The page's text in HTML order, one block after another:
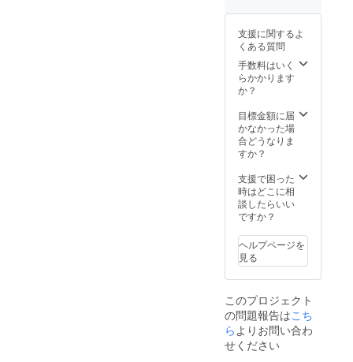
は1回の
みとさ
せてい
ただき
ます。
※支援
欄にご
希望の
お名前
さい。
記入の
ない場
合は
IREの
ザー名
を掲載
ます。
ご了承
くださ
い。
グスペ
シャル
サンク
ス」は
「スペ
シャル
り文字
を大き
く表記
きま
す。
※「CBT
（ク
テス
ト）」
は複数
回実施
す。 ス
ポン
サー/
ビッグ
スポン
ポー
Lv.3
×30 ・
武器/防
具強化
に必要
材 ×50
※CBT（
クロー
ズβテス
つきま
しては
実施時
にメー
てお知
らせし
ます。
※「ビッ
シャル
サンク
ス」は
「スペ
シャル
支援に関するよ
くある質問
手数料はいく
らかかります
か？
目標金額に届
かなかった場
合どうなりま
すか？
支援で困った
時はどこに相
談したらいい
ですか？
ヘルプページを
見る
このプロジェクト
の問題報告はこち
ら よりお問い合わ
せください